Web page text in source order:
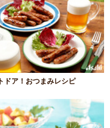
ドア！おつまみレシピ